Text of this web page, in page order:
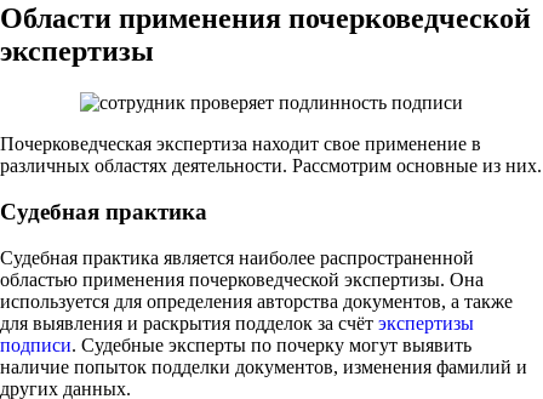
Области применения почерковедческой
экспертизы
Почерковедческая экспертиза находит свое применение в
различных областях деятельности. Рассмотрим основные из них.
Судебная практика
Судебная практика является наиболее распространенной
областью применения почерковедческой экспертизы. Она
используется для определения авторства документов, а также
для выявления и раскрытия подделок за счёт экспертизы
подписи. Судебные эксперты по почерку могут выявить
наличие попыток подделки документов, изменения фамилий и
других данных.